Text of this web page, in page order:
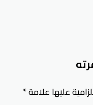
عليها علامة*